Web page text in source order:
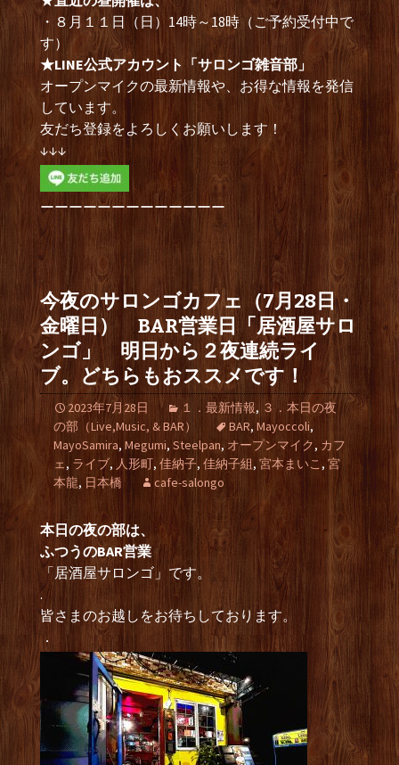
・８月１１日（日）14時～18時（ご予約受付中で
す）
★LINE公式アカウント「サロンゴ雑音部」
オープンマイクの最新情報や、お得な情報を発信
しています。
友だち登録をよろしくお願いします！
↓↓↓
ーーーーーーーーーーーーー
今夜のサロンゴカフェ（7月28日・
金曜日） BAR営業日「居酒屋サロ
ンゴ」 明日から２夜連続ライ
ブ。どちらもおススメです！
2023年7月28日 １．最新情報, ３．本日の夜
の部（Live,Music, & BAR）
BAR, Mayoccoli,
MayoSamira, Megumi, Steelpan, オープンマイク, カフ
ェ , ライブ, 人形町, 佳納子, 佳納子組, 宮本まいこ , 宮
本龍, 日本橋 cafe-salongo
本日の夜の部は、
ふつうのBAR営業
「居酒屋サロンゴ」です。
.
皆さまのお越しをお待ちしております。
．